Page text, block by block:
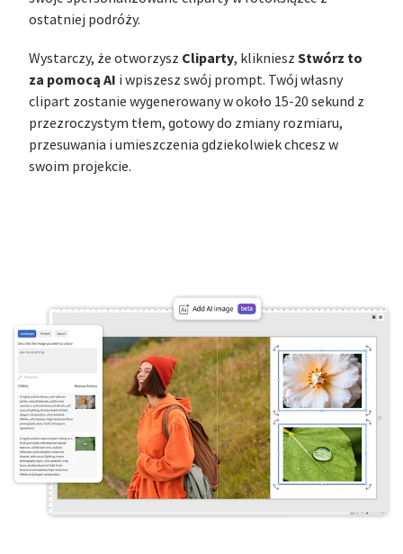
ostatniej podróży.
Wystarczy, że otworzysz Cliparty, klikniesz Stwórz to
za pomocą AI i wpiszesz swój prompt. Twój własny
clipart zostanie wygenerowany w około 15-20 sekund z
przezroczystym tłem, gotowy do zmiany rozmiaru,
przesuwania i umieszczenia gdziekolwiek chcesz w
swoim projekcie.